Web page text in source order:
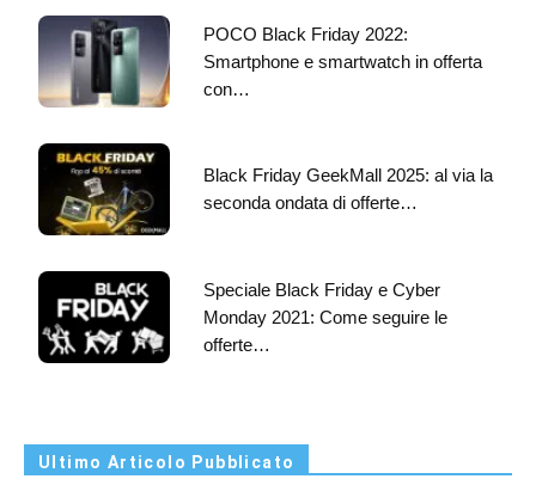
POCO Black Friday 2022:
Smartphone e smartwatch in offerta
con…
Black Friday GeekMall 2025: al via la
seconda ondata di offerte…
Speciale Black Friday e Cyber
Monday 2021: Come seguire le
offerte…
Ultimo Articolo Pubblicato